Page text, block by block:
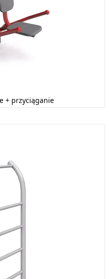
+ przyciąganie